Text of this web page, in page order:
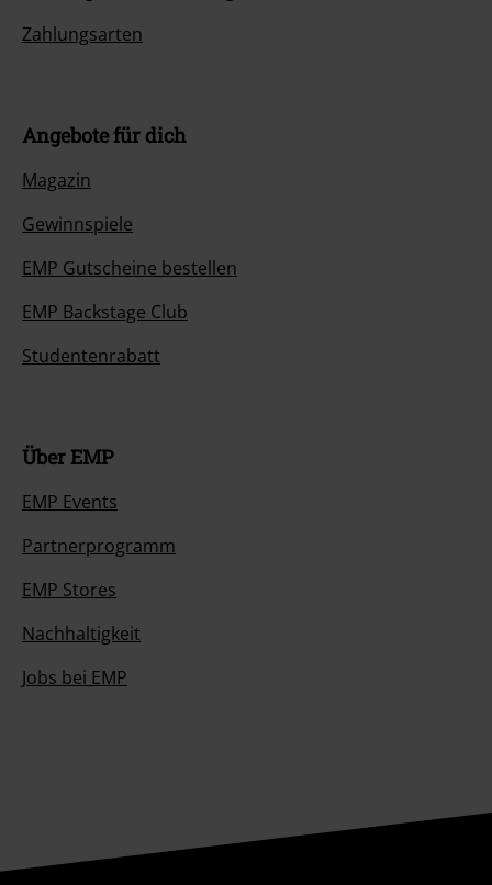
Zahlungsarten
Angebote für dich
Magazin
Gewinnspiele
EMP Gutscheine bestellen
EMP Backstage Club
Studentenrabatt
Über EMP
EMP Events
Partnerprogramm
EMP Stores
Nachhaltigkeit
Jobs bei EMP